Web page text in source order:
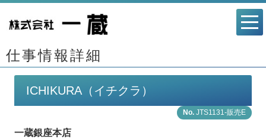
仕事情報詳細
ICHIKURA（イチクラ）
JTS1131-販売E
一蔵銀座本店